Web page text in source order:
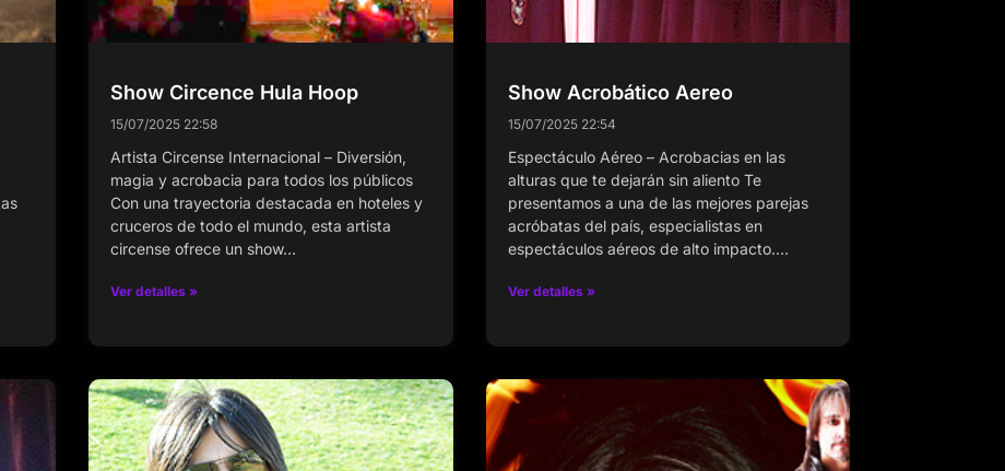
Show Circence Hula Hoop
15/07/2025 22:58
Artista Circense Internacional – Diversión,
magia y acrobacia para todos los públicos
Con una trayectoria destacada en hoteles y
cruceros de todo el mundo, esta artista
circense ofrece un show…
Ver detalles »
Show Acrobático Aereo
15/07/2025 22:54
Espectáculo Aéreo – Acrobacias en las
alturas que te dejarán sin aliento Te
presentamos a una de las mejores parejas
acróbatas del país, especialistas en
espectáculos aéreos de alto impacto.…
Ver detalles »